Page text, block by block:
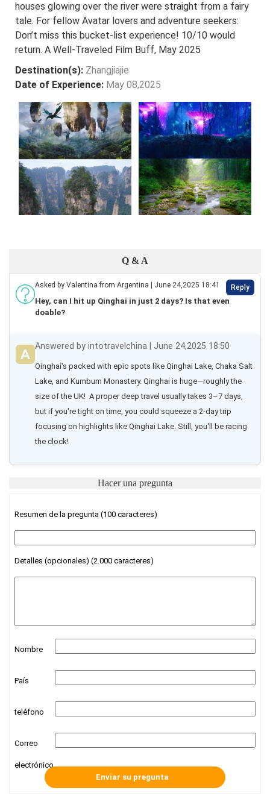
houses glowing over the river were straight from a fairy
tale. For fellow Avatar lovers and adventure seekers:
Don’t miss this bucket-list experience! 10/10 would
return. A Well-Traveled Film Buff, May 2025
Destination(s): Zhangjiajie
Date of Experience: May 08,2025
Q & A
Asked by Valentina from Argentina | June 24,2025 18:41 Reply
Hey, can I hit up Qinghai in just 2 days? Is that even
doable?
Answered by intotravelchina | June 24,2025 18:50
Qinghai's packed with epic spots like Qinghai Lake, Chaka Salt
Lake, and Kumbum Monastery. Qinghai is huge—roughly the
size of the UK!  A proper deep travel usually takes 3–7 days,
but if you're tight on time, you could squeeze a 2-day trip
focusing on highlights like Qinghai Lake. Still, you'll be racing
the clock!
Hacer una pregunta
Resumen de la pregunta (100 caracteres)
Detalles (opcionales) (2.000 caracteres)
Nombre
País
teléfono
Correo
electrónico